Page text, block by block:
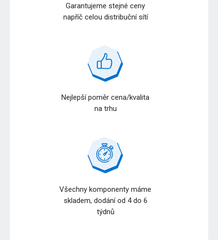
Garantujeme stejné ceny
napříč celou distribuční sítí
Nejlepší poměr cena/kvalita
na trhu
Všechny komponenty máme
skladem, dodání od 4 do 6
týdnů